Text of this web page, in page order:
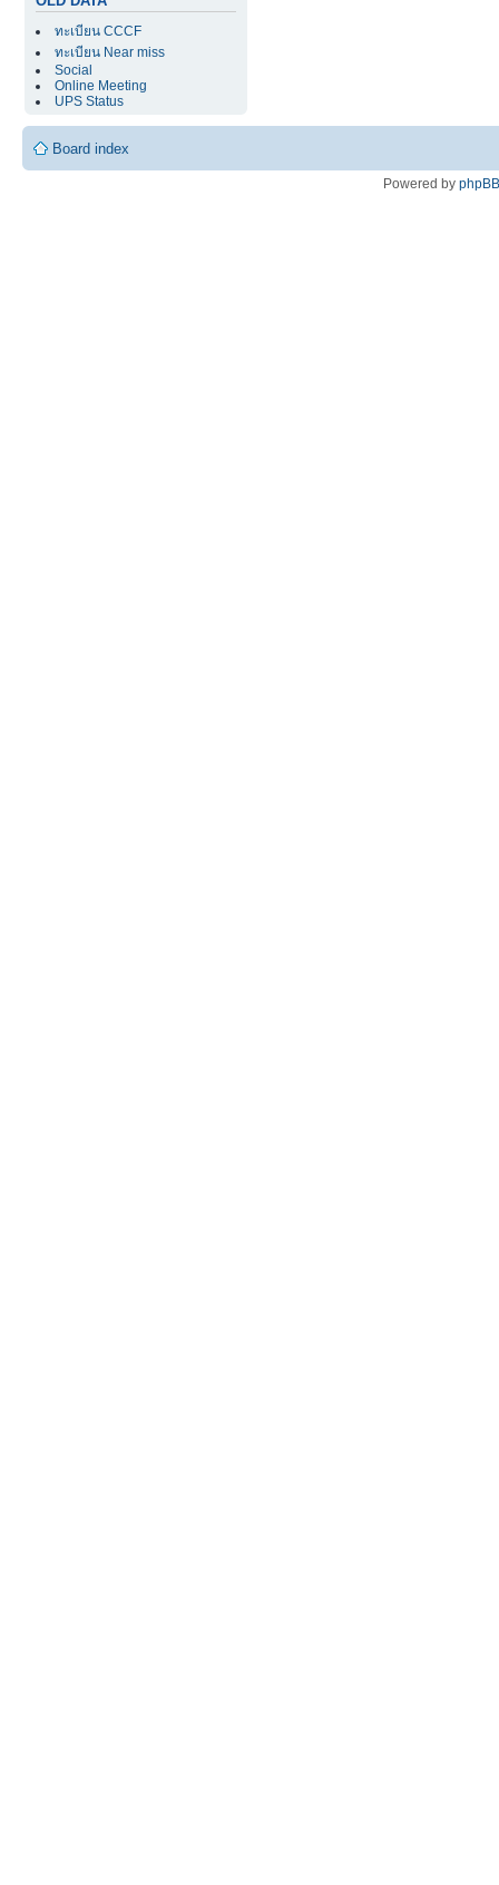
ทะเบียน CCCF
ทะเบียน Near miss
Social
Online Meeting
UPS Status
Board index
Powered by phpBB